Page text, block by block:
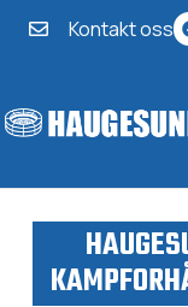
Kontakt oss